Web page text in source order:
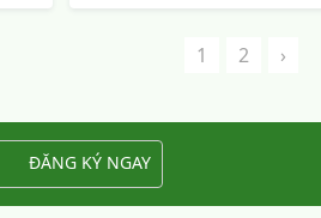
1 2 ›
ĐĂNG KÝ NGAY